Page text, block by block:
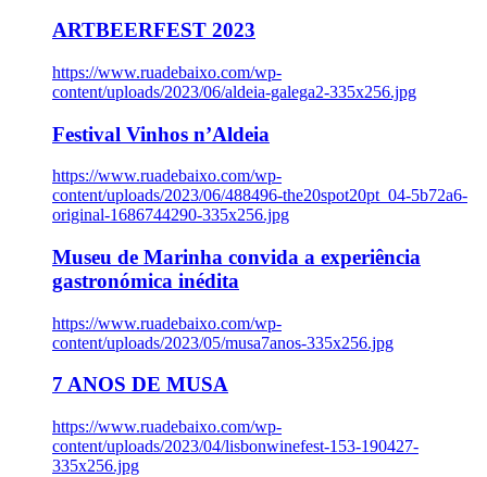
ARTBEERFEST 2023
https://www.ruadebaixo.com/wp-
content/uploads/2023/06/aldeia-galega2-335x256.jpg
Festival Vinhos n’Aldeia
https://www.ruadebaixo.com/wp-
content/uploads/2023/06/488496-the20spot20pt_04-5b72a6-
original-1686744290-335x256.jpg
Museu de Marinha convida a experiência
gastronómica inédita
https://www.ruadebaixo.com/wp-
content/uploads/2023/05/musa7anos-335x256.jpg
7 ANOS DE MUSA
https://www.ruadebaixo.com/wp-
content/uploads/2023/04/lisbonwinefest-153-190427-
335x256.jpg